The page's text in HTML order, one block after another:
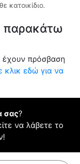
κατοικίδιο.
παρακάτω
έχουν πρόσβαση
κλικ εδώ για να
σας?
να λάβετε το